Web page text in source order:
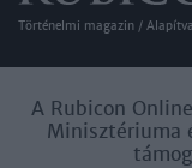
Történelmi magazin /
A Rubicon
Minisztériuma